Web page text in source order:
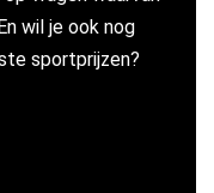
wil je ook nog
sportprijzen?